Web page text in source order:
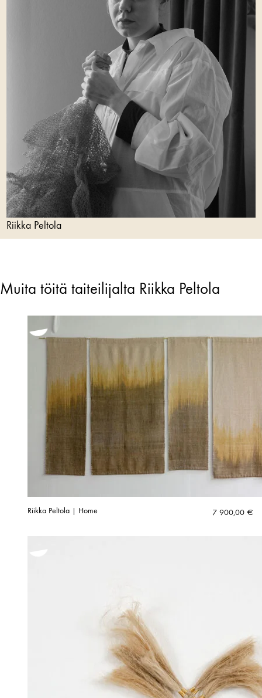
Riikka Peltola
Muita töitä taiteilijalta Riikka Peltola
Riikka Peltola | Home 7 900,00 €